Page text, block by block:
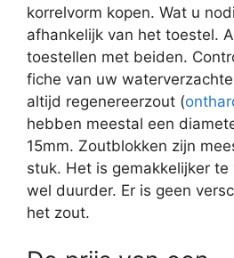
korrelvorm kopen. Wat u
afhankelijk van het toestel.
toestellen met beiden.
fiche van uw
altijd regenereerzout (
hebben meestal een
15mm. Zoutblokken zijn
stuk. Het is gemakkelijker
wel duurder. Er is geen
het zout.